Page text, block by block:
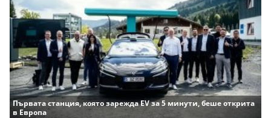
Първата станция, която зарежда EV за 5 минути, беше открита
в Европа